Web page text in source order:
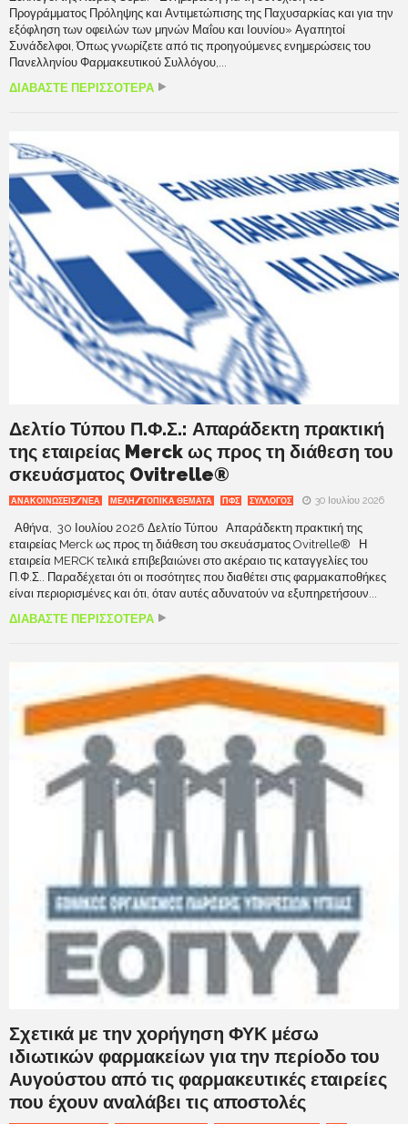
Προγράμματος Πρόληψης και Αντιμετώπισης της Παχυσαρκίας και για την
εξόφληση των οφειλών των μηνών Μαΐου και Ιουνίου» Αγαπητοί
Συνάδελφοι, Όπως γνωρίζετε από τις προηγούμενες ενημερώσεις του
Πανελληνίου Φαρμακευτικού Συλλόγου,...
ΔΙΑΒΑΣΤΕ ΠΕΡΙΣΣΟΤΕΡΑ
Δελτίο Τύπου Π.Φ.Σ.: Απαράδεκτη πρακτική
της εταιρείας Merck ως προς τη διάθεση του
σκευάσματος Ovitrelle®
ΑΝΑΚΟΙΝΩΣΕΙΣ/ΝΕΑ ΜΕΛΗ/ΤΟΠΙΚΑ ΘΕΜΑΤΑ ΠΦΣ ΣΥΛΛΟΓΟΣ 30 Ιουλίου 2026
Αθήνα, 30 Ιουλίου 2026 Δελτίο Τύπου Απαράδεκτη πρακτική της
εταιρείας Merck ως προς τη διάθεση του σκευάσματος Ovitrelle® Η
εταιρεία MERCK τελικά επιβεβαιώνει στο ακέραιο τις καταγγελίες του
Π.Φ.Σ.. Παραδέχεται ότι οι ποσότητες που διαθέτει στις φαρμακαποθήκες
είναι περιορισμένες και ότι, όταν αυτές αδυνατούν να εξυπηρετήσουν...
ΔΙΑΒΑΣΤΕ ΠΕΡΙΣΣΟΤΕΡΑ
Σχετικά με την χορήγηση ΦΥΚ μέσω
ιδιωτικών φαρμακείων για την περίοδο του
Αυγούστου από τις φαρμακευτικές εταιρείες
που έχουν αναλάβει τις αποστολές